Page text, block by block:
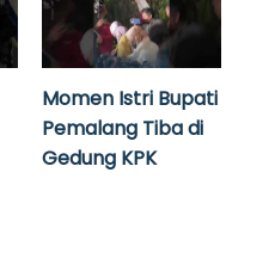
Momen Istri Bupati
Pemalang Tiba di
Gedung KPK